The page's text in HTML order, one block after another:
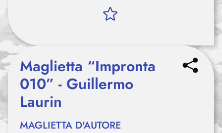
Maglietta “Impronta
010” - Guillermo
Laurin
MAGLIETTA D'AUTORE